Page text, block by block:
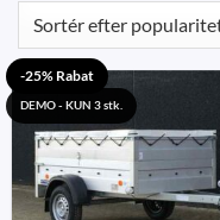
-25% Rabat
DEMO - KUN 3 stk.